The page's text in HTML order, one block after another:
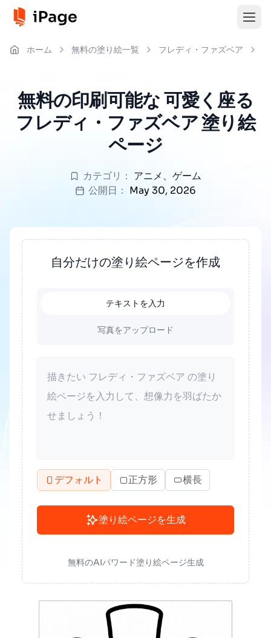
ホーム 無料の塗り絵一覧 フレディ・ファズベア
無料の印刷可能な 可愛く座る
フレディ・ファズベア 塗り絵
ページ
カテゴリ： アニメ 、 ゲーム
公開日： May 30, 2026
自分だけの塗り絵ページを作成
テキストを入力
写真をアップロード
デフォルト 正方形 横長
塗り絵ページを生成
無料のAIパワード塗り絵ページ生成